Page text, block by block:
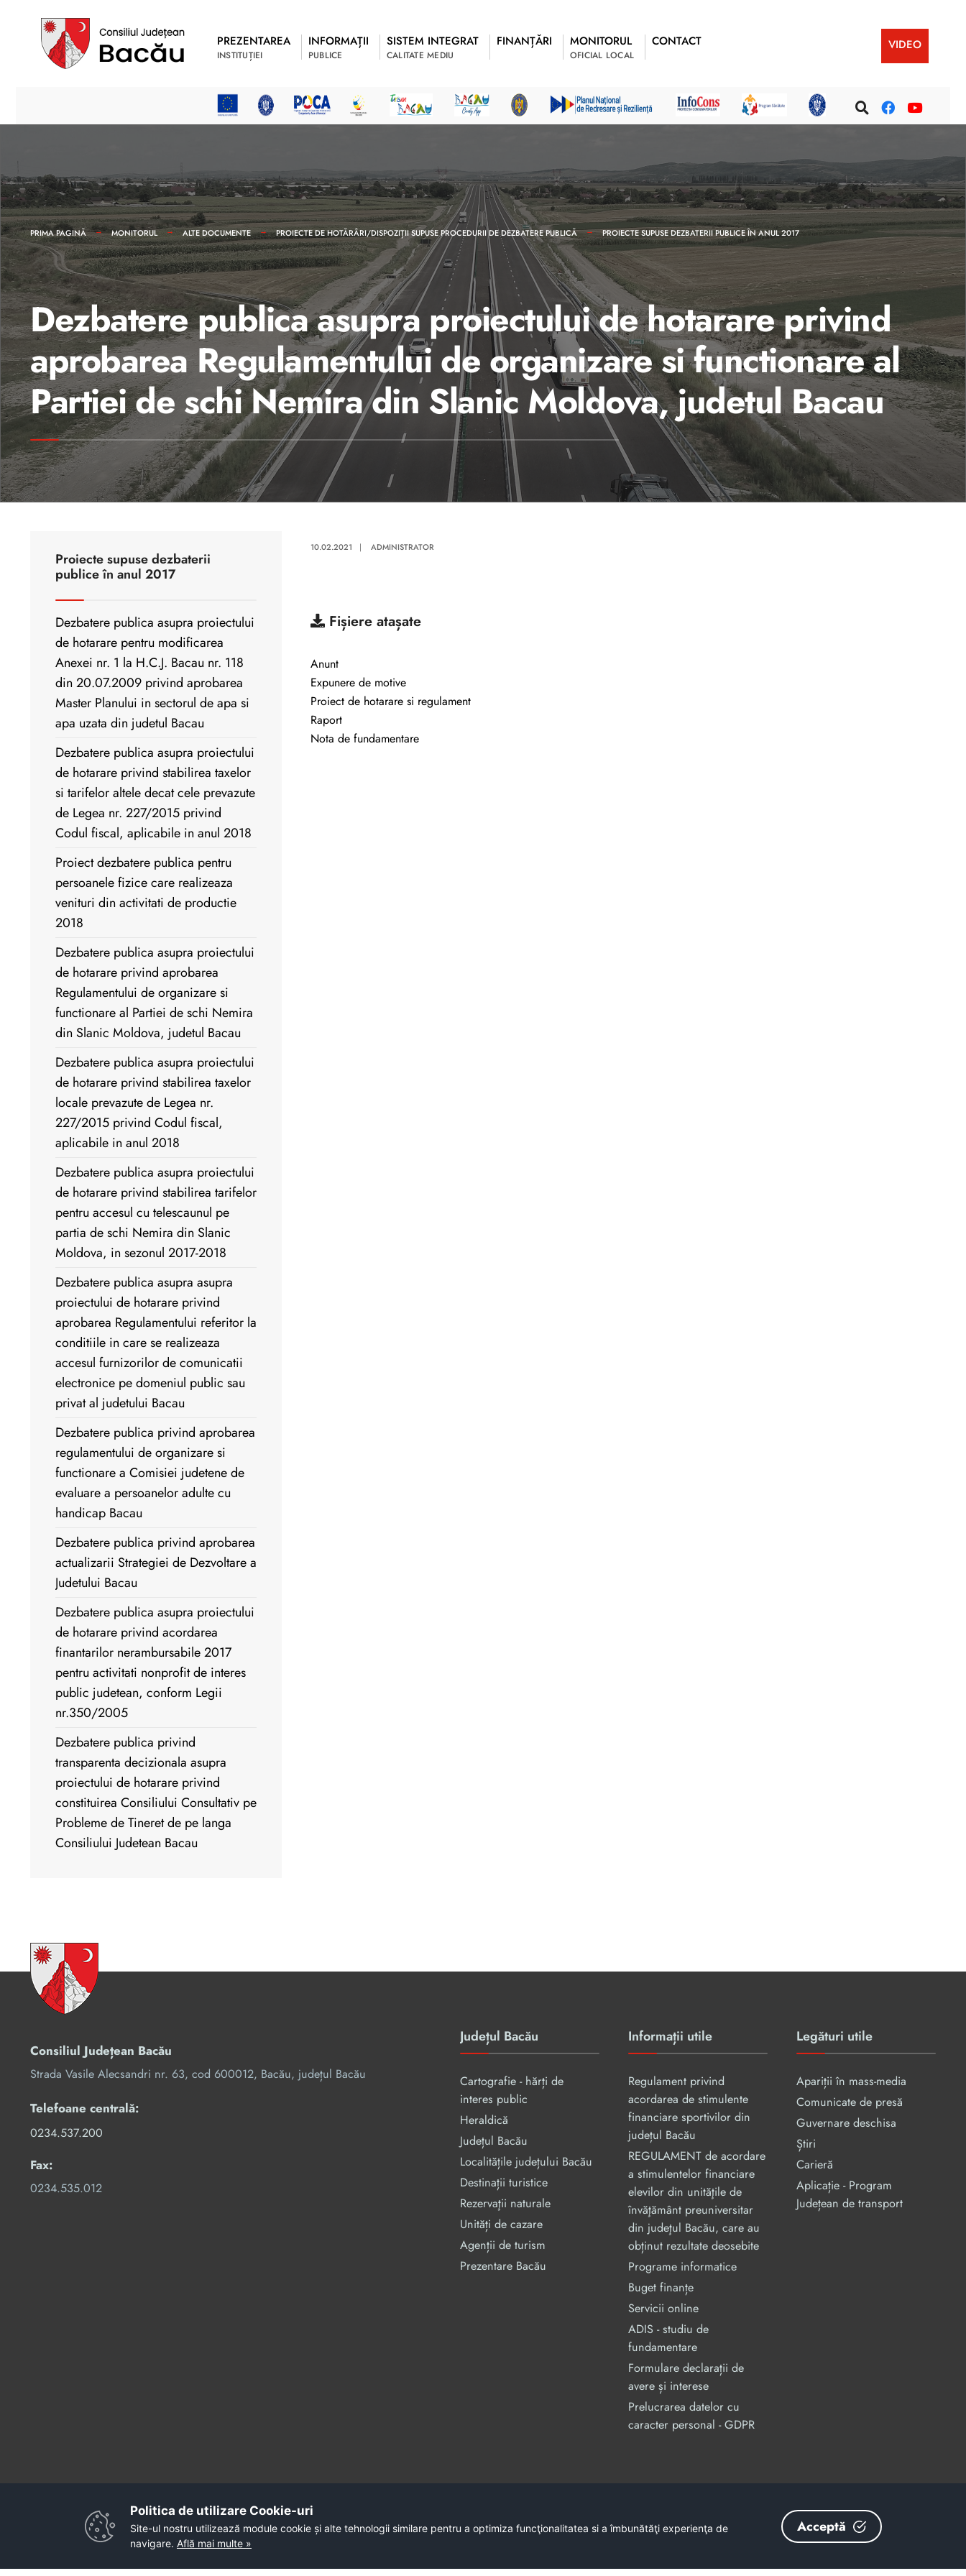
PREZENTAREA
INSTITUȚIEI
INFORMAȚII
PUBLICE
SISTEM INTEGRAT
CALITATE MEDIU
FINANȚĂRI MONITORUL
OFICIAL LOCAL
CONTACT VIDEO
PRIMA PAGINĂ MONITORUL ALTE DOCUMENTE PROIECTE DE HOTĂRÂRI/DISPOZIȚII SUPUSE PROCEDURII DE DEZBATERE PUBLICĂ PROIECTE SUPUSE DEZBATERII PUBLICE ÎN ANUL 2017
Dezbatere publica asupra proiectului de hotarare privind
aprobarea Regulamentului de organizare si functionare al
Partiei de schi Nemira din Slanic Moldova, judetul Bacau
10.02.2021 | ADMINISTRATOR
Fișiere atașate
Anunt
Expunere de motive
Proiect de hotarare si regulament
Raport
Nota de fundamentare
Proiecte supuse dezbaterii
publice în anul 2017
Dezbatere publica asupra proiectului
de hotarare pentru modificarea
Anexei nr. 1 la H.C.J. Bacau nr. 118
din 20.07.2009 privind aprobarea
Master Planului in sectorul de apa si
apa uzata din judetul Bacau
Dezbatere publica asupra proiectului
de hotarare privind stabilirea taxelor
si tarifelor altele decat cele prevazute
de Legea nr. 227/2015 privind
Codul fiscal, aplicabile in anul 2018
Proiect dezbatere publica pentru
persoanele fizice care realizeaza
venituri din activitati de productie
2018
Dezbatere publica asupra proiectului
de hotarare privind aprobarea
Regulamentului de organizare si
functionare al Partiei de schi Nemira
din Slanic Moldova, judetul Bacau
Dezbatere publica asupra proiectului
de hotarare privind stabilirea taxelor
locale prevazute de Legea nr.
227/2015 privind Codul fiscal,
aplicabile in anul 2018
Dezbatere publica asupra proiectului
de hotarare privind stabilirea tarifelor
pentru accesul cu telescaunul pe
partia de schi Nemira din Slanic
Moldova, in sezonul 2017-2018
Dezbatere publica asupra asupra
proiectului de hotarare privind
aprobarea Regulamentului referitor la
conditiile in care se realizeaza
accesul furnizorilor de comunicatii
electronice pe domeniul public sau
privat al judetului Bacau
Dezbatere publica privind aprobarea
regulamentului de organizare si
functionare a Comisiei judetene de
evaluare a persoanelor adulte cu
handicap Bacau
Dezbatere publica privind aprobarea
actualizarii Strategiei de Dezvoltare a
Judetului Bacau
Dezbatere publica asupra proiectului
de hotarare privind acordarea
finantarilor nerambursabile 2017
pentru activitati nonprofit de interes
public judetean, conform Legii
nr.350/2005
Dezbatere publica privind
transparenta decizionala asupra
proiectului de hotarare privind
constituirea Consiliului Consultativ pe
Probleme de Tineret de pe langa
Consiliului Judetean Bacau
Consiliul Județean Bacău
Strada Vasile Alecsandri nr. 63, cod 600012, Bacău, județul Bacău
Telefoane centrală:
0234.537.200
Fax:
0234.535.012
Județul Bacău
Cartografie - hărți de
interes public
Heraldică
Județul Bacău
Localitățile județului Bacău
Destinații turistice
Rezervaţii naturale
Unități de cazare
Agenții de turism
Prezentare Bacău
Informații utile
Regulament privind
acordarea de stimulente
financiare sportivilor din
județul Bacău
REGULAMENT de acordare
a stimulentelor financiare
elevilor din unităţile de
învăţământ preuniversitar
din judeţul Bacău, care au
obținut rezultate deosebite
Programe informatice
Buget finanțe
Servicii online
ADIS - studiu de
fundamentare
Formulare declarații de
avere și interese
Prelucrarea datelor cu
caracter personal - GDPR
Legături utile
Apariții în mass-media
Comunicate de presă
Guvernare deschisa
Știri
Carieră
Aplicație - Program
Județean de transport
CodMySmis/Sipoca: 128880/652;www.fonduri-ue.ro,www.poca.ro
Conținutul acestui site web nu reprezintă în mod obligatoriu poziția oficială a Uniunii Europene.
Politica de utilizare Cookie-uri‎
Site-ul nostru utilizează module cookie și alte tehnologii similare pentru a optimiza funcţionalitatea si a îmbunătăţi experienţa de
navigare. Află mai multe »
Acceptă